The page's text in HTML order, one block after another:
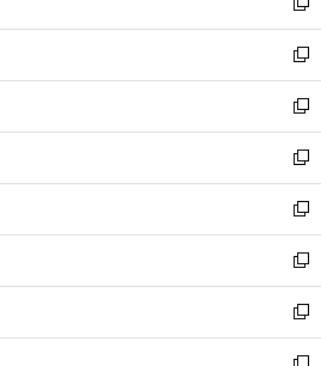
開
く
い
ウ
ィ
ン
ド
ウ
で
開
く
新
し
い
ウ
ィ
ン
ド
ウ
で
開
く
新
し
い
ウ
ィ
ン
ド
ウ
で
開
く
新
し
い
ウ
ィ
ン
ド
ウ
で
開
新
し
い
ウ
ィ
ン
ド
ウ
新
し
い
ウ
ィ
ン
新
し
い
ウ
新
し